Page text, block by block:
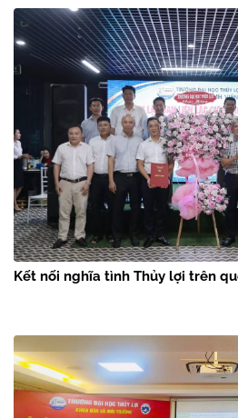
Kết nối nghĩa tình Thủy lợi trên